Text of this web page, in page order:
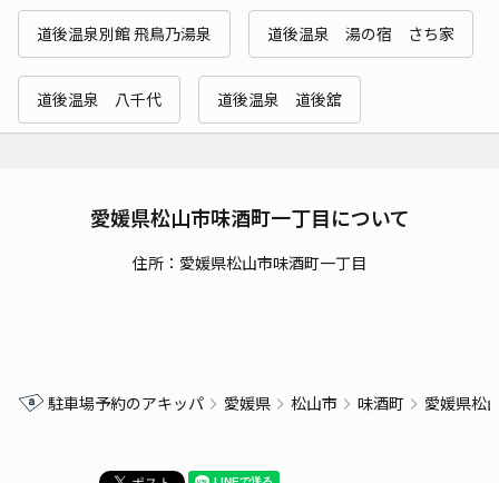
道後温泉別館 飛鳥乃湯泉 道後温泉 湯の宿 さち家
道後温泉 八千代 道後温泉 道後舘
愛媛県松山市味酒町一丁目について
住所：愛媛県松山市味酒町一丁目
駐車場予約のアキッパ 愛媛県 松山市 味酒町 愛媛県松